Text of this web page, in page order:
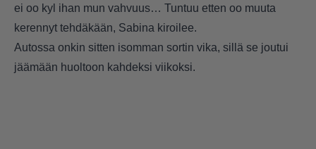
ei oo kyl ihan mun vahvuus… Tuntuu etten oo muuta
kerennyt tehdäkään, Sabina kiroilee.
Autossa onkin sitten isomman sortin vika, sillä se joutui
jäämään huoltoon kahdeksi viikoksi.